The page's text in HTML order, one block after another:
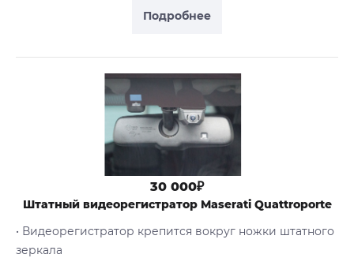
Подробнее
30 000₽
Штатный видеорегистратор Maserati Quattroporte
• Видеорегистратор крепится вокруг ножки штатного
зеркала